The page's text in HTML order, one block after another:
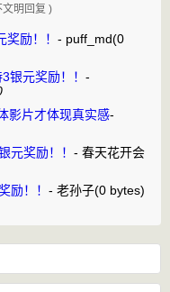
明回复 )
励！！ - puff_md(0
银元奖励！！ -
影片才体现真实感-
元奖励！！ - 春天花开会
励！！ - 老孙子(0 bytes)